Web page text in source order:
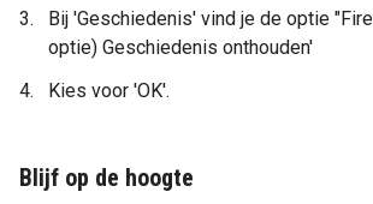
Bij 'Geschiedenis' vind je de optie
optie) Geschiedenis onthouden'
Kies voor 'OK'.
Blijf op de hoogte